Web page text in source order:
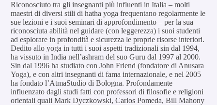
Riconosciuto tra gli insegnanti più influenti in Italia – molti
maestri di diversi stili di hatha yoga frequentano regolarmente le
sue lezioni e i suoi seminari di approfondimento – per la sua
riconosciuta abilità nel guidare (con leggerezza) i suoi studenti
ad esplorare in profondità e sicurezza le proprie risorse interiori.
Dedito allo yoga in tutti i suoi aspetti tradizionali sin dal 1994,
ha vissuto in India nell’ashram del suo Guru dal 1997 al 2000.
Sin dal 1996 ha studiato con John Friend (fondatore di Anusara
Yoga), e con altri insegnanti di fama internazionale, e nel 2005
ha fondato l’AtmaStudio di Bologna. Profondamente
influenzato dagli studi fatti con professori di filosofie e religioni
orientali quali Mark Dyczkowski, Carlos Pomeda, Bill Mahony